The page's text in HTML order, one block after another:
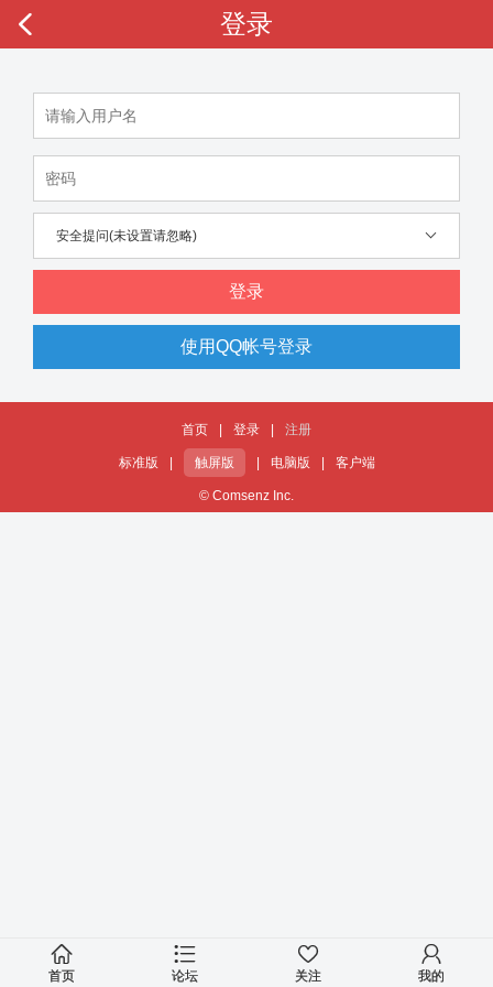
登录
安全提问(未设置请忽略)
登录
使用QQ帐号登录
首页 登录 注册
标准版 触屏版 电脑版 客户端
© Comsenz Inc.
首页 论坛 关注 我的